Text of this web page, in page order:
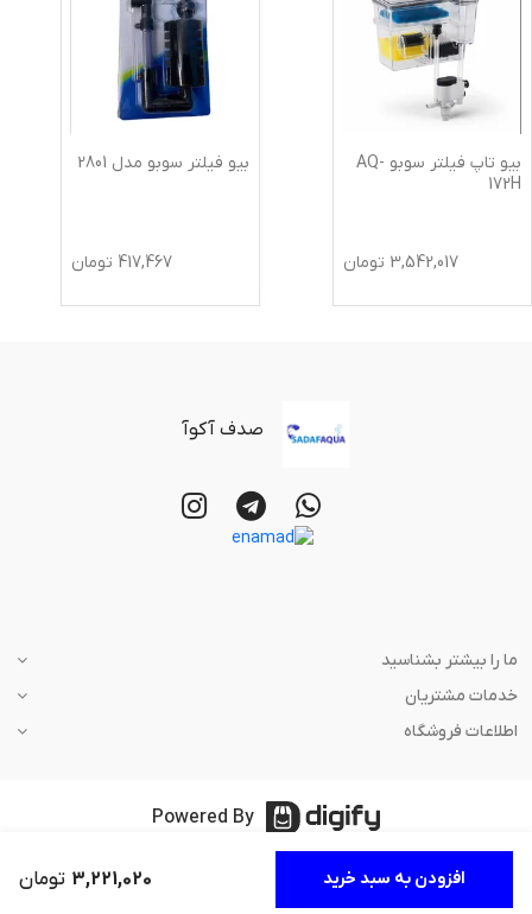
افزودن به سبد خرید 3,221,020 تومان
بیو تاپ فیلتر سوبو AQ-
172H
3,542,017 تومان
بیو فیلتر سوبو مدل 2801
417,467 تومان
صدف آکوآ
ما را بیشتر بشناسید
خدمات مشتریان
اطلاعات فروشگاه
Powered By